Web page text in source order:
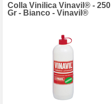
Colla Vinilica Vinavil® - 250
Gr - Bianco - Vinavil®